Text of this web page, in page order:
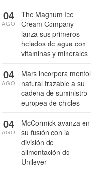
The Magnum Ice
Cream Company
lanza sus primeros
helados de agua con
vitaminas y minerales
04
AGO
Mars incorpora mentol
natural trazable a su
cadena de suministro
europea de chicles
04
AGO
McCormick avanza en
su fusión con la
división de
alimentación de
Unilever
04
AGO